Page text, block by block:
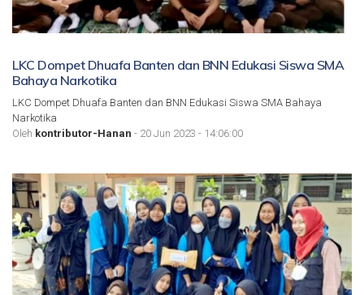
LKC Dompet Dhuafa Banten dan BNN Edukasi Siswa SMA
Bahaya Narkotika
LKC Dompet Dhuafa Banten dan BNN Edukasi Siswa SMA Bahaya
Narkotika
Oleh kontributor-Hanan - 20 Jun 2023 - 14:06:00